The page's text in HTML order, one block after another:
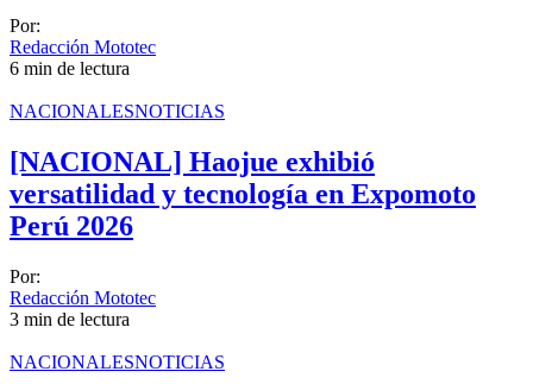
Por:
Redacción Mototec
6 min de lectura
NACIONALESNOTICIAS
[NACIONAL] Haojue exhibió
versatilidad y tecnología en Expomoto
Perú 2026
Por:
Redacción Mototec
3 min de lectura
NACIONALESNOTICIAS